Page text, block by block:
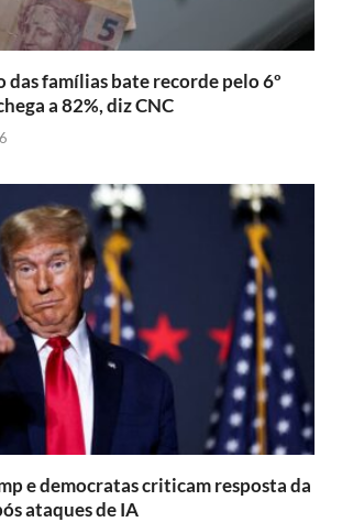
famílias bate recorde pelo 6º
a 82%, diz CNC
e democratas criticam resposta da
ataques de IA